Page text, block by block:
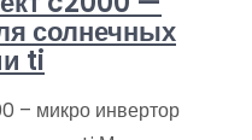
солнечных
ti
– микро инвертор